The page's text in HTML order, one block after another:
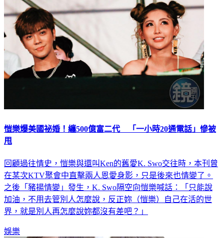
愷樂爆美國祕婚！纏500億富二代 「一小時20通電話」慘被
甩
回顧過往情史，愷樂與還叫Ken的舊愛K. Swo交往時，本刊曾
在某次KTV聚會中直擊兩人恩愛身影，只是後來也情變了。
之後「豬揚情變」發生，K. Swo隔空向愷樂喊話：「只能說
加油，不用去管別人怎麼說，反正妳（愷樂）自己在活的世
界，就是別人再怎麼說妳都沒有差吧？」
娛樂